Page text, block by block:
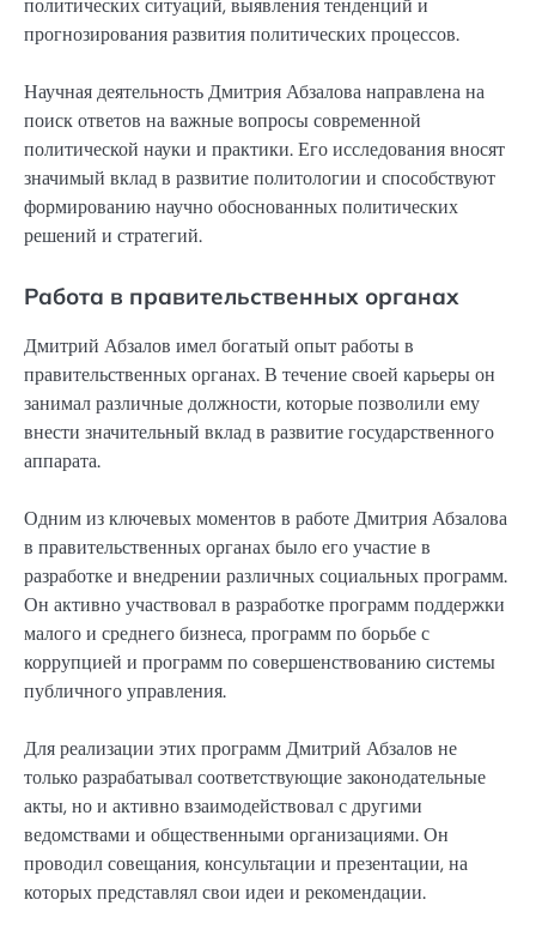
прогнозирования развития политических процессов.
Научная деятельность Дмитрия Абзалова направлена на
поиск ответов на важные вопросы современной
политической науки и практики. Его исследования вносят
значимый вклад в развитие политологии и способствуют
формированию научно обоснованных политических
решений и стратегий.
Работа в правительственных органах
Дмитрий Абзалов имел богатый опыт работы в
правительственных органах. В течение своей карьеры он
занимал различные должности, которые позволили ему
внести значительный вклад в развитие государственного
аппарата.
Одним из ключевых моментов в работе Дмитрия Абзалова
в правительственных органах было его участие в
разработке и внедрении различных социальных программ.
Он активно участвовал в разработке программ поддержки
малого и среднего бизнеса, программ по борьбе с
коррупцией и программ по совершенствованию системы
публичного управления.
Для реализации этих программ Дмитрий Абзалов не
только разрабатывал соответствующие законодательные
акты, но и активно взаимодействовал с другими
ведомствами и общественными организациями. Он
проводил совещания, консультации и презентации, на
которых представлял свои идеи и рекомендации.